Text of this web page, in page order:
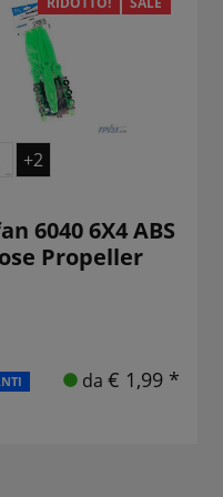
+2
6040 6X4 ABS
Propeller
da€ 1,99 *